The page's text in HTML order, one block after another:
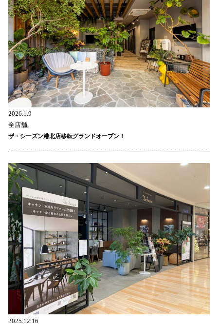
2026.1.9
全店舗,
ザ・シーズン港北店移転グランドオープン！
2025.12.16